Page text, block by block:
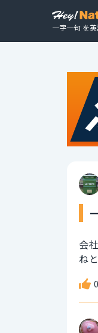
一字一句 を
会
ね
0